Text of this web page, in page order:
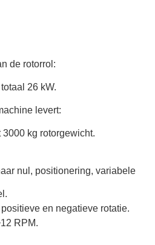
de rotorrol:
26 kW.
levert:
kg rotorgewicht.
nul, positionering, variabele
en negatieve rotatie.
RPM.